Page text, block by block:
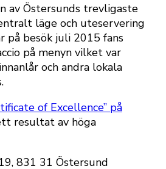
av Östersunds trevligaste
läge och uteservering
på besök juli 2015 fans
på menyn vilket var
och andra lokala
of Excellence” på
resultat av höga
831 31 Östersund